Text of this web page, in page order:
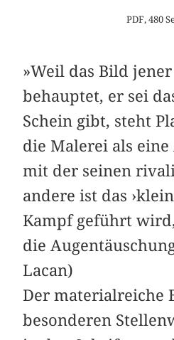
PDF, 480
»Weil das Bild
behauptet, er sei
Schein gibt, steht
die Malerei als
mit der seinen
andere ist das
Kampf geführt wird,
die
Lacan)
Der materialreiche
besonderen